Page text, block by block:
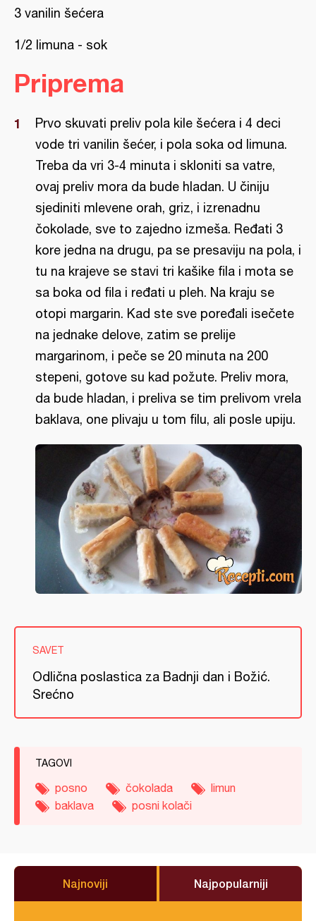
3 vanilin šećera
1/2 limuna - sok
Priprema
Prvo skuvati preliv pola kile šećera i 4 deci
vode tri vanilin šećer, i pola soka od limuna.
Treba da vri 3-4 minuta i skloniti sa vatre,
ovaj preliv mora da bude hladan. U činiju
sjediniti mlevene orah, griz, i izrenadnu
čokolade, sve to zajedno izmeša. Ređati 3
kore jedna na drugu, pa se presaviju na pola, i
tu na krajeve se stavi tri kašike fila i mota se
sa boka od fila i ređati u pleh. Na kraju se
otopi margarin. Kad ste sve poređali isečete
na jednake delove, zatim se prelije
margarinom, i peče se 20 minuta na 200
stepeni, gotove su kad požute. Preliv mora,
da bude hladan, i preliva se tim prelivom vrela
baklava, one plivaju u tom filu, ali posle upiju.
SAVET
Odlična poslastica za Badnji dan i Božić.
Srećno
TAGOVI
posno čokolada
limun
baklava
posni kolači
Najnoviji Najpopularniji